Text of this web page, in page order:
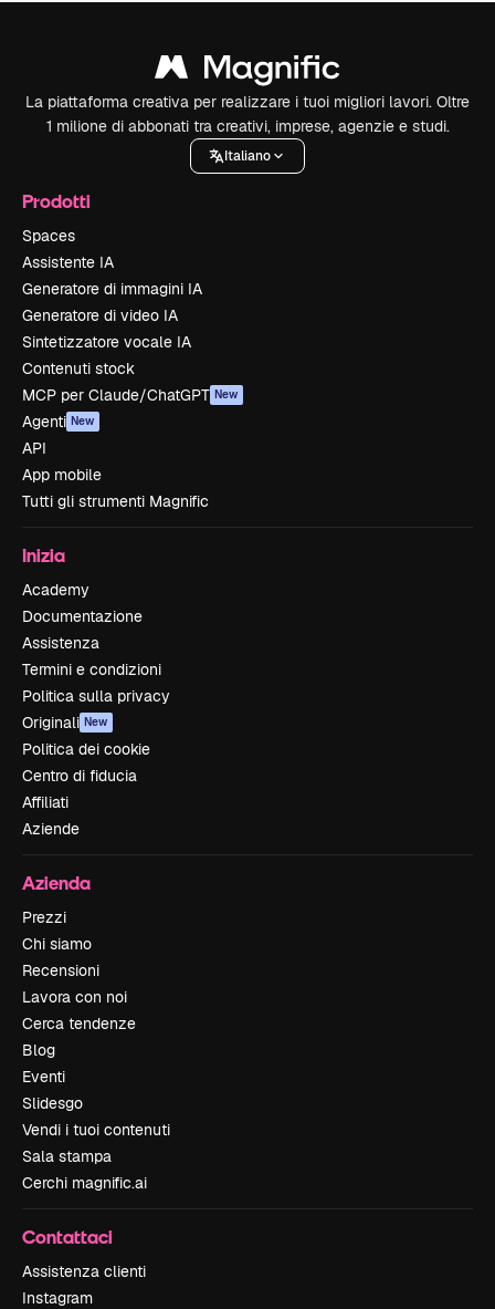
La piattaforma creativa per realizzare i tuoi migliori lavori. Oltre
1 milione di abbonati tra creativi, imprese, agenzie e studi.
Italiano
Prodotti
Spaces
Assistente IA
Generatore di immagini IA
Generatore di video IA
Sintetizzatore vocale IA
Contenuti stock
MCP per Claude/ChatGPT New
Agenti New
API
App mobile
Tutti gli strumenti Magnific
Inizia
Academy
Documentazione
Assistenza
Termini e condizioni
Politica sulla privacy
Originali New
Politica dei cookie
Centro di fiducia
Affiliati
Aziende
Azienda
Prezzi
Chi siamo
Recensioni
Lavora con noi
Cerca tendenze
Blog
Eventi
Slidesgo
Vendi i tuoi contenuti
Sala stampa
Cerchi magnific.ai
Contattaci
Assistenza clienti
Instagram